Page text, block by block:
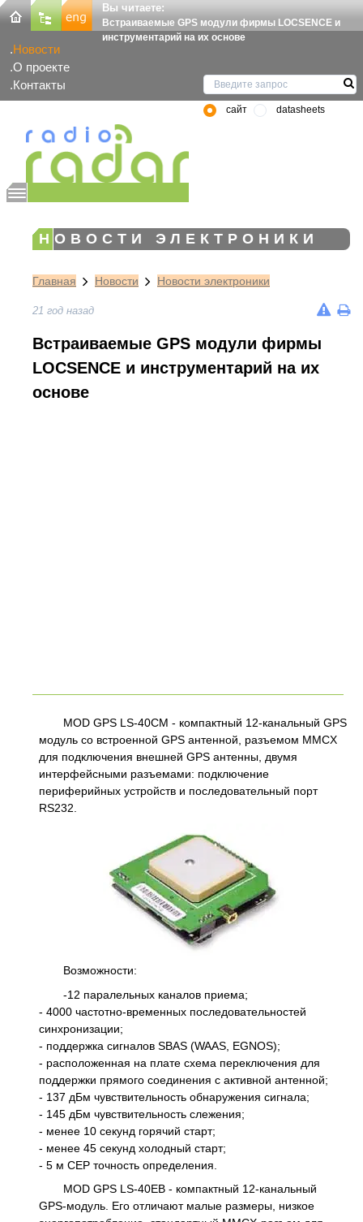
Вы читаете:
Встраиваемые GPS модули фирмы LOCSENCE и
инструментарий на их основе
Новости
О проекте
Контакты
сайт datasheets
НОВОСТИ ЭЛЕКТРОНИКИ
Главная Новости Новости электроники
21 год назад
Встраиваемые GPS модули фирмы
LOCSENCE и инструментарий на их
основе
MOD GPS LS-40CM - компактный 12-канальный GPS
модуль со встроенной GPS антенной, разъемом MMCX
для подключения внешней GPS антенны, двумя
интерфейсными разъемами: подключение
периферийных устройств и последовательный порт
RS232.
Возможности:
-12 паралельных каналов приема;
- 4000 частотно-временных последовательностей
синхронизации;
- поддержка сигналов SBAS (WAAS, EGNOS);
- расположенная на плате схема переключения для
поддержки прямого соединения с активной антенной;
- 137 дБм чувствительность обнаружения сигнала;
- 145 дБм чувствительность слежения;
- менее 10 секунд горячий старт;
- менее 45 секунд холодный старт;
- 5 м СЕР точность определения.
MOD GPS LS-40EB - компактный 12-канальный
GPS-модуль. Его отличают малые размеры, низкое